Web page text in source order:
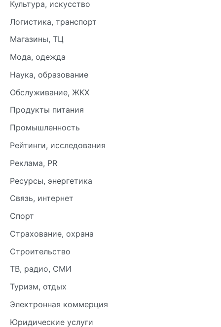
Культура, искусство
Логистика, транспорт
Магазины, ТЦ
Мода, одежда
Наука, образование
Обслуживание, ЖКХ
Продукты питания
Промышленность
Рейтинги, исследования
Реклама, PR
Ресурсы, энергетика
Связь, интернет
Спорт
Страхование, охрана
Строительство
ТВ, радио, СМИ
Туризм, отдых
Электронная коммерция
Юридические услуги